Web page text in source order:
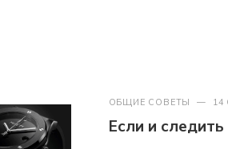
ОБЩИЕ СОВЕТЫ — 14
Если и